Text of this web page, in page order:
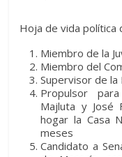
Hoja de vida política
Miembro de la
Miembro del
Supervisor de la
Propulsor
Majluta y José
hogar la Casa
meses
Candidato a